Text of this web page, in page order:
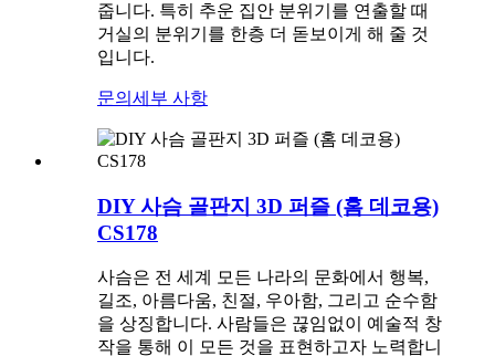
줍니다. 특히 추운 집안 분위기를 연출할 때
거실의 분위기를 한층 더 돋보이게 해 줄 것
입니다.
문의 세부 사항
DIY 사슴 골판지 3D 퍼즐 (홈 데코용)
CS178
사슴은 전 세계 모든 나라의 문화에서 행복,
길조, 아름다움, 친절, 우아함, 그리고 순수함
을 상징합니다. 사람들은 끊임없이 예술적 창
작을 통해 이 모든 것을 표현하고자 노력합니